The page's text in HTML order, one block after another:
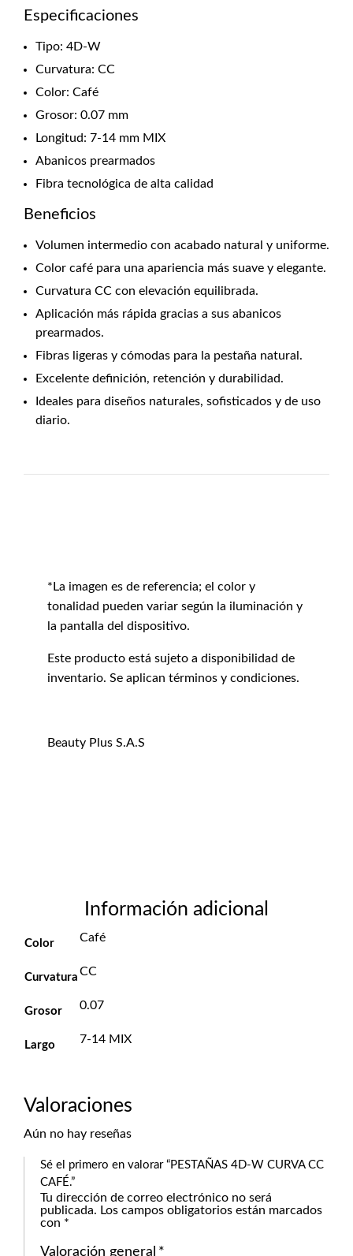
Especificaciones
Tipo: 4D-W
Curvatura: CC
Color: Café
Grosor: 0.07 mm
Longitud: 7-14 mm MIX
Abanicos prearmados
Fibra tecnológica de alta calidad
Beneficios
Volumen intermedio con acabado natural y uniforme.
Color café para una apariencia más suave y elegante.
Curvatura CC con elevación equilibrada.
Aplicación más rápida gracias a sus abanicos
prearmados.
Fibras ligeras y cómodas para la pestaña natural.
Excelente definición, retención y durabilidad.
Ideales para diseños naturales, sofisticados y de uso
diario.
*La imagen es de referencia; el color y
tonalidad pueden variar según la iluminación y
la pantalla del dispositivo.
Este producto está sujeto a disponibilidad de
inventario. Se aplican términos y condiciones.
Beauty Plus S.A.S
Información adicional
Color Café
Curvatura CC
Grosor 0.07
Largo 7-14 MIX
Valoraciones
Aún no hay reseñas
Sé el primero en valorar “PESTAÑAS 4D-W CURVA CC
CAFÉ.”
Tu dirección de correo electrónico no será
publicada. Los campos obligatorios están marcados
con *
Valoración general *